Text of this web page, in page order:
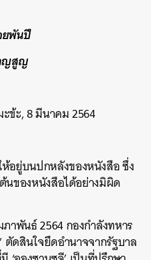
ยพันปี
ญสูญ
ข้ะ, 8 มีนาคม 2564
อยู่บนปกหลังของหนังสือ ซึ่ง
นของหนังสือได้อย่างมิผิด
าพันธ์ 2564 กองกำลังทหาร
ตัดสินใจยึดอำนาจจากรัฐบาล